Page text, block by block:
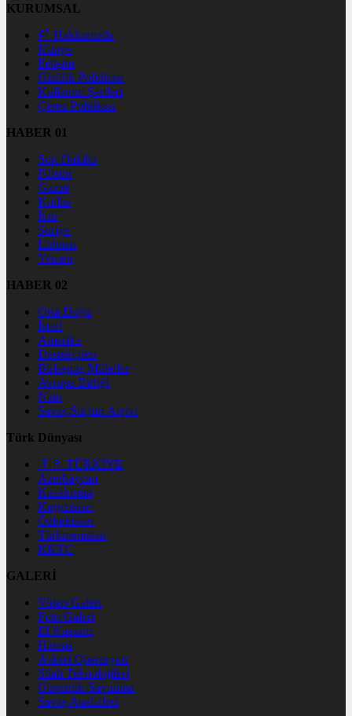
KURUMSAL
📰 Hakkımızda
Künye
İletişim
Gizlilik Politikası
Kullanım Şartları
Çerez Politikası
HABER 01
Son Dakika
Filistin
Gazze
Kudüs
İran
Suriye
Lübnan
Yemen
HABER 02
Orta Doğu
İsrail
Amerika
Destekçileri
Birleşmiş Milletler
Avrupa Birliği
Nato
Savaş Suçları Arşivi
Türk Dünyası
🇹🇷 TÜRKİYE
Azerbaycan
Kazakistan
Kırgızistan
Özbekistan
Türkmenistan
KKTC
GALERİ
Video Galeri
Foto Galeri
El-Kassam
Hamas
Askeri Operasyon
Silah Teknolojileri
Güvenlik-Savunma
Savaş Analizleri